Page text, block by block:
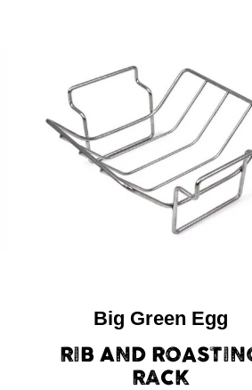
Big Green Egg
RIB AND
RACK